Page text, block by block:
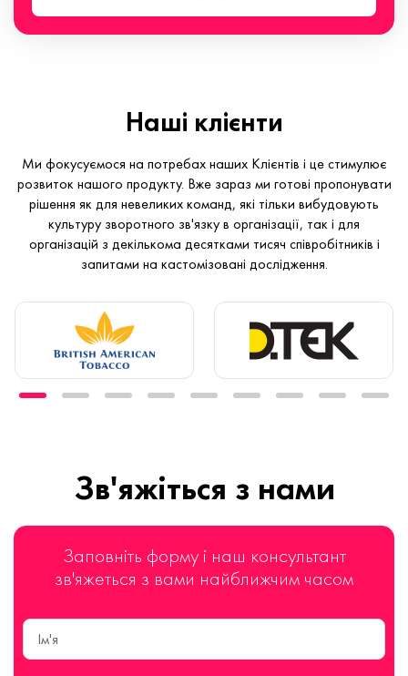
Наші клієнти
Ми фокусуємося на потребах наших Клієнтів і це стимулює
розвиток нашого продукту. Вже зараз ми готові пропонувати
рішення як для невеликих команд, які тільки вибудовують
культуру зворотного зв'язку в організації, так і для
організацій з декількома десятками тисяч співробітників і
запитами на кастомізовані дослідження.
Зв'яжіться з нами
Заповніть форму і наш консультант
зв'яжеться з вами найближчим часом